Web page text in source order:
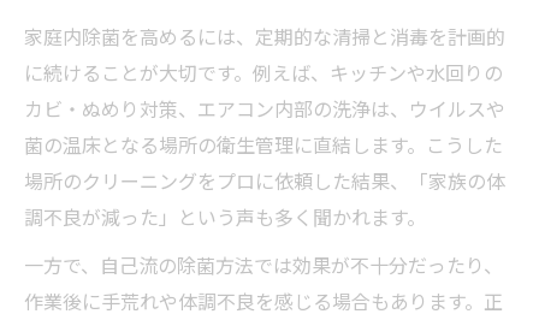
家庭内除菌を高めるには、定期的な清掃と消毒を計画的
に続けることが大切です。例えば、キッチンや水回りの
カビ・ぬめり対策、エアコン内部の洗浄は、ウイルスや
菌の温床となる場所の衛生管理に直結します。こうした
場所のクリーニングをプロに依頼した結果、「家族の体
調不良が減った」という声も多く聞かれます。
一方で、自己流の除菌方法では効果が不十分だったり、
作業後に手荒れや体調不良を感じる場合もあります。正